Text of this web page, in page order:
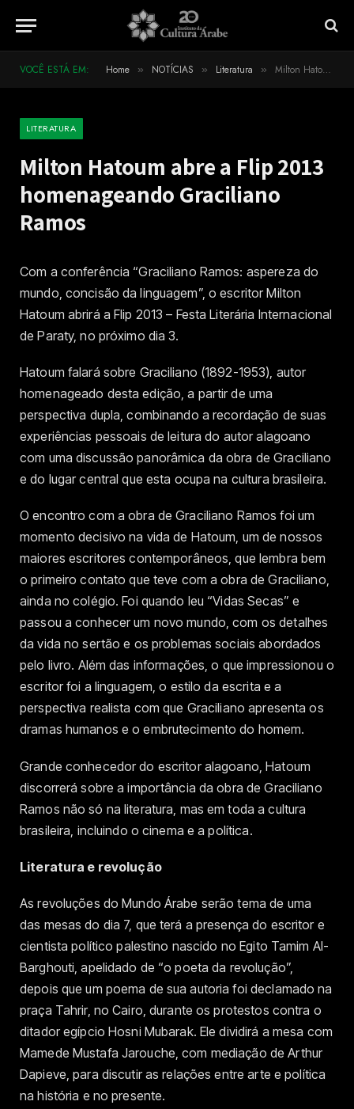
VOCÊ ESTÁ EM: Home » NOTÍCIAS » Literatura » Milton Hatoum abre a Flip 2013 homenageando Graciliano Ramos
LITERATURA
Milton Hatoum abre a Flip 2013
homenageando Graciliano
Ramos
Com a conferência “Graciliano Ramos: aspereza do
mundo, concisão da linguagem”, o escritor Milton
Hatoum abrirá a Flip 2013 – Festa Literária Internacional
de Paraty, no próximo dia 3.
Hatoum falará sobre Graciliano (1892-1953), autor
homenageado desta edição, a partir de uma
perspectiva dupla, combinando a recordação de suas
experiências pessoais de leitura do autor alagoano
com uma discussão panorâmica da obra de Graciliano
e do lugar central que esta ocupa na cultura brasileira.
O encontro com a obra de Graciliano Ramos foi um
momento decisivo na vida de Hatoum, um de nossos
maiores escritores contemporâneos, que lembra bem
o primeiro contato que teve com a obra de Graciliano,
ainda no colégio. Foi quando leu “Vidas Secas” e
passou a conhecer um novo mundo, com os detalhes
da vida no sertão e os problemas sociais abordados
pelo livro. Além das informações, o que impressionou o
escritor foi a linguagem, o estilo da escrita e a
perspectiva realista com que Graciliano apresenta os
dramas humanos e o embrutecimento do homem.
Grande conhecedor do escritor alagoano, Hatoum
discorrerá sobre a importância da obra de Graciliano
Ramos não só na literatura, mas em toda a cultura
brasileira, incluindo o cinema e a política.
Literatura e revolução
As revoluções do Mundo Árabe serão tema de uma
das mesas do dia 7, que terá a presença do escritor e
cientista político palestino nascido no Egito Tamim Al-
Barghouti, apelidado de “o poeta da revolução”,
depois que um poema de sua autoria foi declamado na
praça Tahrir, no Cairo, durante os protestos contra o
ditador egípcio Hosni Mubarak. Ele dividirá a mesa com
Mamede Mustafa Jarouche, com mediação de Arthur
Dapieve, para discutir as relações entre arte e política
na história e no presente.